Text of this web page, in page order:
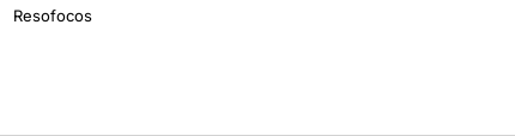
Resofocos